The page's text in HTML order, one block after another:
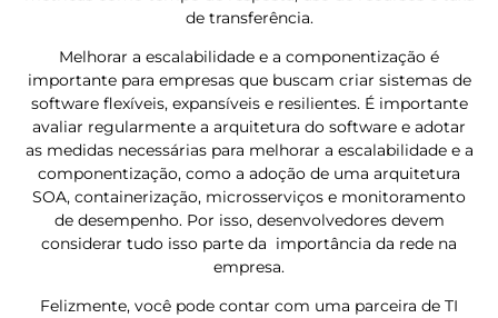
de transferência.
Melhorar a escalabilidade e a componentização é
importante para empresas que buscam criar sistemas de
software flexíveis, expansíveis e resilientes. É importante
avaliar regularmente a arquitetura do software e adotar
as medidas necessárias para melhorar a escalabilidade e a
componentização, como a adoção de uma arquitetura
SOA, containerização, microsserviços e monitoramento
de desempenho. Por isso, desenvolvedores devem
considerar tudo isso parte da importância da rede na
empresa.
Felizmente, você pode contar com uma parceira de TI